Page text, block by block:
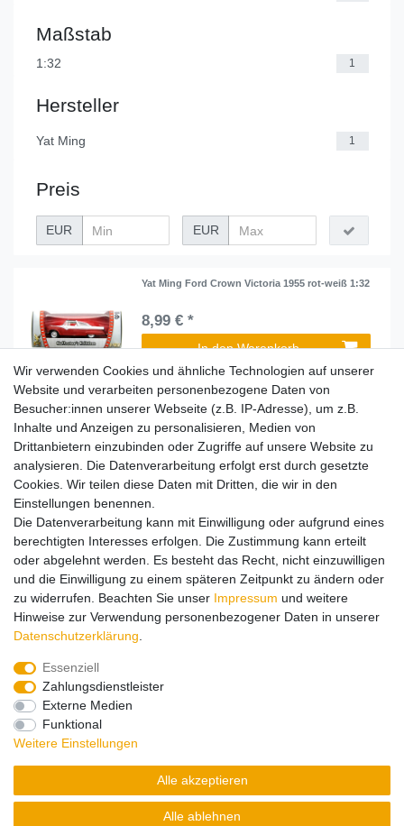
Maßstab
1:32 1
Hersteller
Yat Ming 1
Preis
EUR EUR
Yat Ming Ford Crown Victoria 1955 rot-weiß 1:32
8,99 € *
In den Warenkorb
*inkl. ges. MwSt.zzgl.Versandkosten
Hinweise zur Batterieentsorgung
Lieferung und Versand
Impressum Daten­schutz­erklärung AGB
Barrierefreiheitserklärung
Vertrag widerrufen
Zahlungsarten:
Wir verwenden Cookies und ähnliche Technologien auf unserer
Website und verarbeiten personenbezogene Daten von
Besucher:innen unserer Webseite (z.B. IP-Adresse), um z.B.
Inhalte und Anzeigen zu personalisieren, Medien von
Drittanbietern einzubinden oder Zugriffe auf unsere Website zu
analysieren. Die Datenverarbeitung erfolgt erst durch gesetzte
Cookies. Wir teilen diese Daten mit Dritten, die wir in den
Einstellungen benennen.
Die Datenverarbeitung kann mit Einwilligung oder aufgrund eines
berechtigten Interesses erfolgen. Die Zustimmung kann erteilt
oder abgelehnt werden. Es besteht das Recht, nicht einzuwilligen
und die Einwilligung zu einem späteren Zeitpunkt zu ändern oder
zu widerrufen. Beachten Sie unser Impressum und weitere
Hinweise zur Verwendung personenbezogener Daten in unserer
Daten­schutz­erklärung
Essenziell
Zahlungsdienstleister
Externe Medien
Funktional
Weitere Einstellungen
Alle akzeptieren
Alle ablehnen